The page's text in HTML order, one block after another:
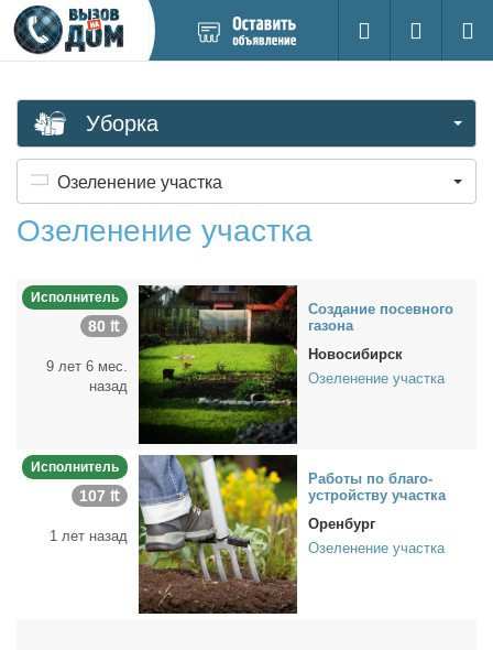
новое
Поиск
Вход на
Уборка
Озеленение участка
Озеленение участка
Исполнитель
80 ₶
9 лет 6 мес.
назад
Со­зда­ние по­сев­но­го
га­зо­на
Новосибирск
Озеленение участка
Исполнитель
107 ₶
1 лет назад
Ра­бо­ты по бла­го­
устрой­ству участ­ка
Оренбург
Озеленение участка